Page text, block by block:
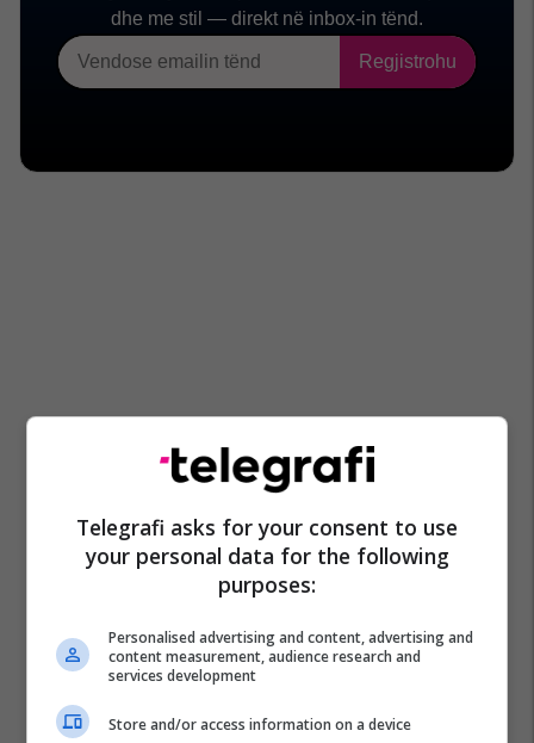
Telegrafi asks for your consent to use
your personal data for the following
purposes:
Personalised advertising and content, advertising and
content measurement, audience research and
services development
Store and/or access information on a device